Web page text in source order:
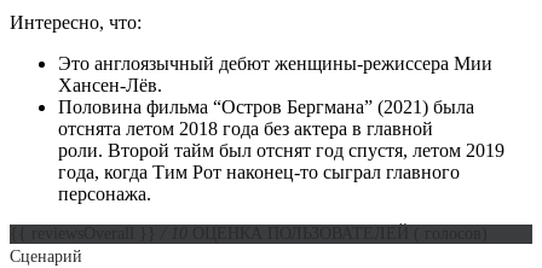
Интересно, что:
Это англоязычный дебют женщины-режиссера Мии
Хансен-Лёв.
Половина фильма “Остров Бергмана” (2021) была
отснята летом 2018 года без актера в главной
роли. Второй тайм был отснят год спустя, летом 2019
года, когда Тим Рот наконец-то сыграл главного
персонажа.
Сценарий